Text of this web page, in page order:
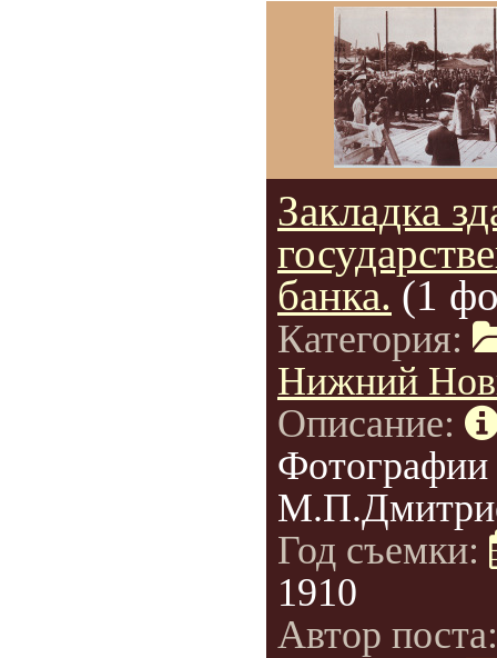
Закладка
банка. (1
Категория:
Нижний
Описание:
Фотографии
Год съемки:
1910
Автор